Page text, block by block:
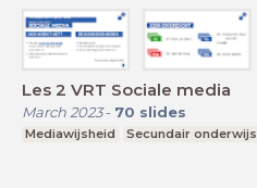
Les 2 VRT Sociale media
March 2023- 70 slides
Mediawijsheid Secundair onderwijs